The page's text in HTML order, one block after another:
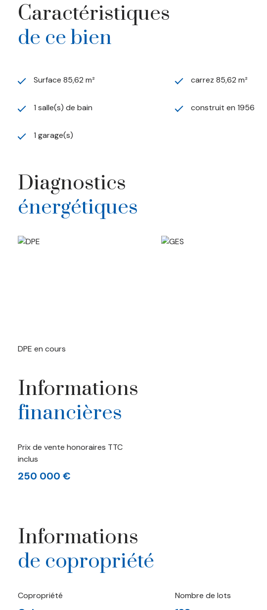
Caractéristiques
de ce bien
Surface 85,62 m² carrez 85,62 m²
1 salle(s) de bain construit en 1956
1 garage(s)
Diagnostics
énergétiques
DPE en cours
Informations
financières
Prix de vente honoraires TTC
inclus
250 000 €
Informations
de copropriété
Copropriété Nombre de lots